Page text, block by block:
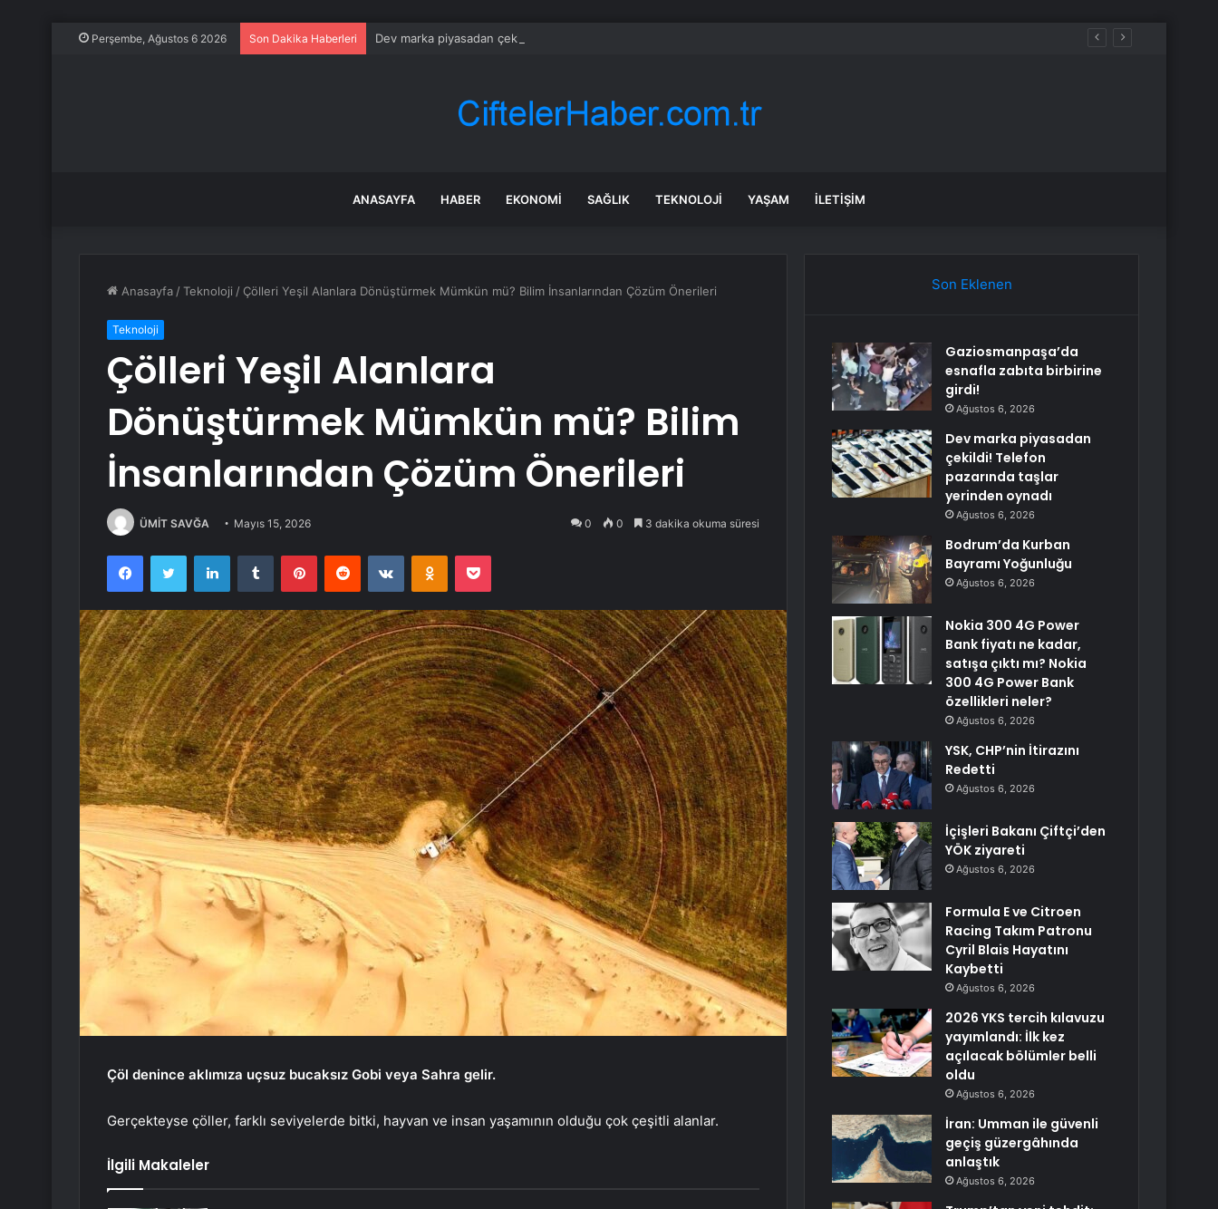
Perşembe, Ağustos 6 2026 Son Dakika Haberleri Dev marka piyasadan çekildi! Telefon pazarında taşlar yerinden oynadı
ANASAYFA HABER EKONOMI SAĞLIK TEKNOLOJI YAŞAM İLETIŞIM
Anasayfa /Teknoloji / Çölleri Yeşil Alanlara Dönüştürmek Mümkün mü? Bilim İnsanlarından Çözüm Önerileri
Teknoloji
Çölleri Yeşil Alanlara
Dönüştürmek Mümkün mü? Bilim
İnsanlarından Çözüm Önerileri
ÜMİT SAVĞA Mayıs 15, 2026 0 0 3 dakika okuma süresi
FacebookTwitter LinkedInTumblr PinterestReddit VKontakteOdnoklassniki
Pocket
Çöl denince aklımıza uçsuz bucaksız Gobi veya Sahra gelir.
Gerçekteyse çöller, farklı seviyelerde bitki, hayvan ve insan yaşamının olduğu çok çeşitli alanlar.
İlgili Makaleler
Son Eklenen
Gaziosmanpaşa’da
esnafla zabıta birbirine
girdi!
Ağustos 6, 2026
Dev marka piyasadan
çekildi! Telefon
pazarında taşlar
yerinden oynadı
Ağustos 6, 2026
Bodrum’da Kurban
Bayramı Yoğunluğu
Ağustos 6, 2026
Nokia 300 4G Power
Bank fiyatı ne kadar,
satışa çıktı mı? Nokia
300 4G Power Bank
özellikleri neler?
Ağustos 6, 2026
YSK, CHP’nin İtirazını
Redetti
Ağustos 6, 2026
İçişleri Bakanı Çiftçi’den
YÖK ziyareti
Ağustos 6, 2026
Formula E ve Citroen
Racing Takım Patronu
Cyril Blais Hayatını
Kaybetti
Ağustos 6, 2026
2026 YKS tercih kılavuzu
yayımlandı: İlk kez
açılacak bölümler belli
oldu
Ağustos 6, 2026
İran: Umman ile güvenli
geçiş güzergâhında
anlaştık
Ağustos 6, 2026